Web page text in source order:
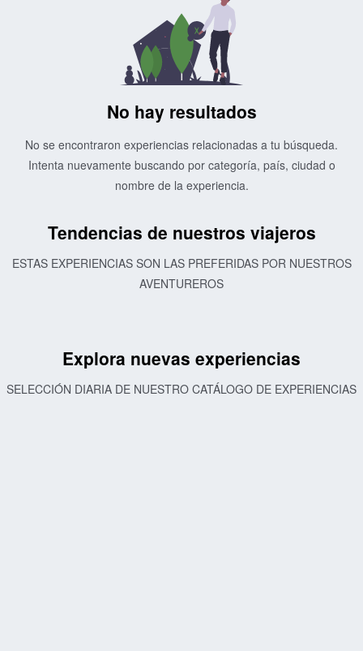
No hay resultados
No se encontraron experiencias relacionadas a tu búsqueda.
Intenta nuevamente buscando por categoría, país, ciudad o
nombre de la experiencia.
Tendencias de nuestros viajeros
ESTAS EXPERIENCIAS SON LAS PREFERIDAS POR NUESTROS
AVENTUREROS
Explora nuevas experiencias
SELECCIÓN DIARIA DE NUESTRO CATÁLOGO DE EXPERIENCIAS